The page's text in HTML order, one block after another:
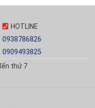
HOTLINE
0938786826
0909493825
thứ 7